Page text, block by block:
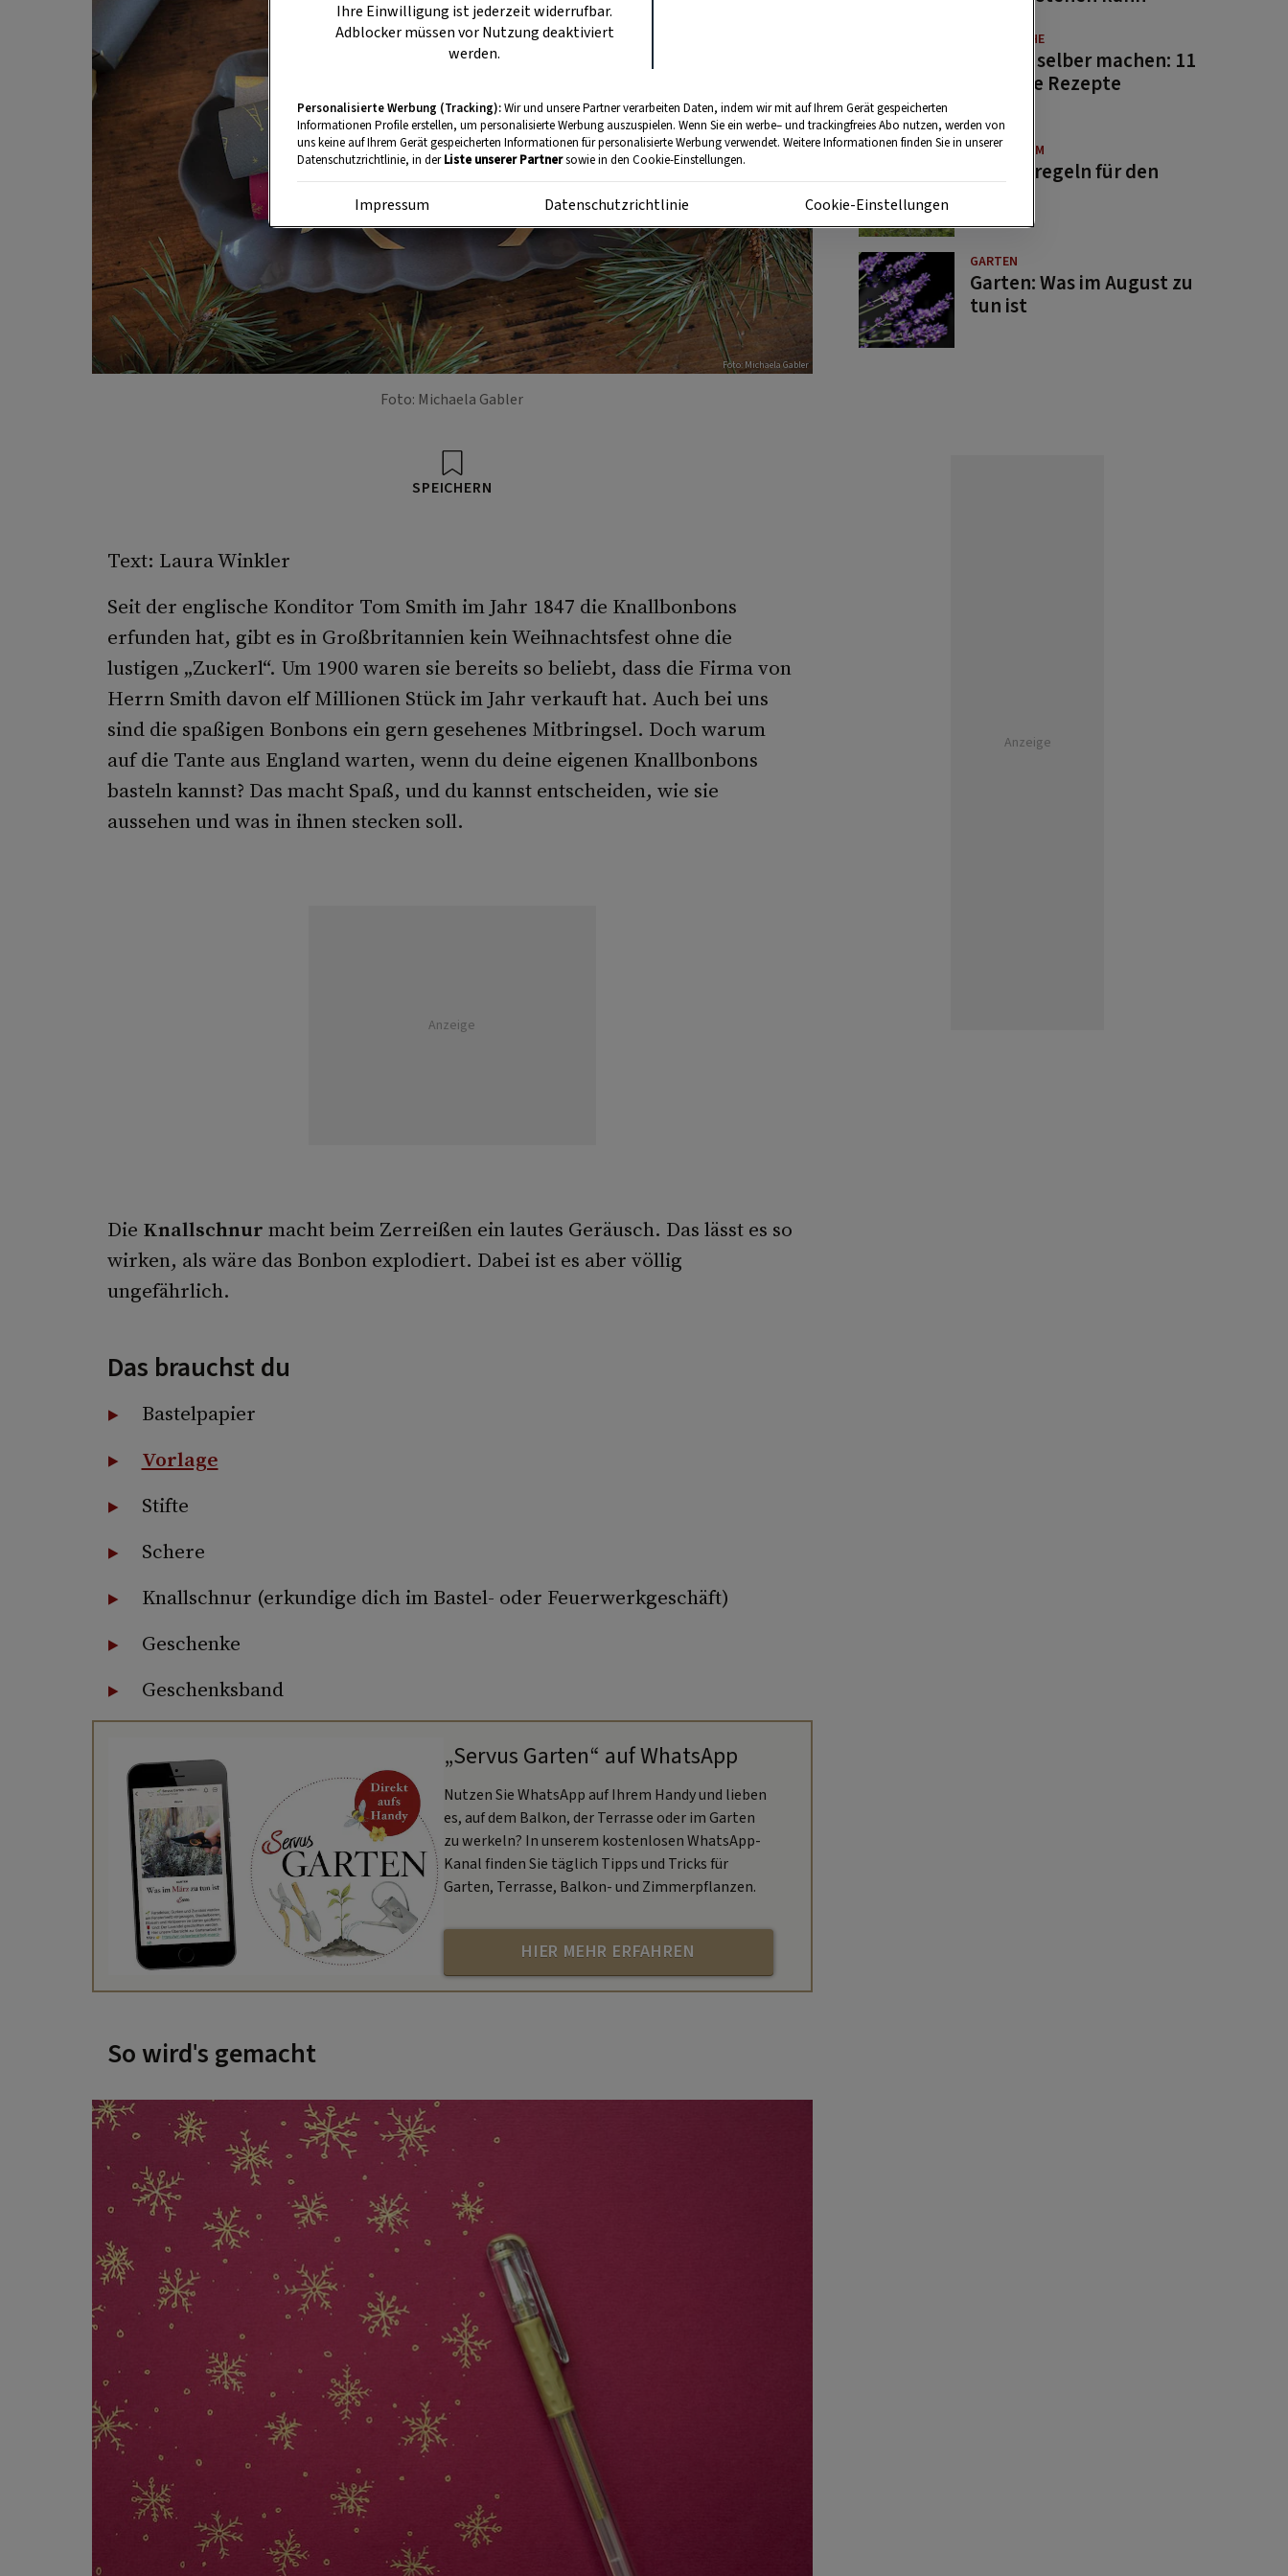
Foto: Michaela Gabler
Foto: Michaela Gabler
SPEICHERN
Text: Laura Winkler
Seit der englische Konditor Tom Smith im Jahr 1847 die Knallbonbons
erfunden hat, gibt es in Großbritannien kein Weihnachtsfest ohne die
lustigen „Zuckerl“. Um 1900 waren sie bereits so beliebt, dass die Firma von
Herrn Smith davon elf Millionen Stück im Jahr verkauft hat. Auch bei uns
sind die spaßigen Bonbons ein gern gesehenes Mitbringsel. Doch warum
auf die Tante aus England warten, wenn du deine eigenen Knallbonbons
basteln kannst? Das macht Spaß, und du kannst entscheiden, wie sie
aussehen und was in ihnen stecken soll.
Anzeige
Die Knallschnur macht beim Zerreißen ein lautes Geräusch. Das lässt es so
wirken, als wäre das Bonbon explodiert. Dabei ist es aber völlig
ungefährlich.
Das brauchst du
Bastelpapier
Vorlage
Stifte
Schere
Knallschnur (erkundige dich im Bastel- oder Feuerwerkgeschäft)
Geschenke
Geschenksband
„Servus Garten“ auf WhatsApp
Nutzen Sie WhatsApp auf Ihrem Handy und lieben
es, auf dem Balkon, der Terrasse oder im Garten
zu werkeln? In unserem kostenlosen WhatsApp-
Kanal finden Sie täglich Tipps und Tricks für
Garten, Terrasse, Balkon- und Zimmerpflanzen.
HIER MEHR ERFAHREN
So wird's gemacht
GUTE KÜCHE
Saucen selber machen: 11
beliebte Rezepte
BRAUCHTUM
Bauernregeln für den
GARTEN
Garten: Was im August zu
tun ist
Anzeige
Ihre Einwilligung ist jederzeit widerrufbar.
Adblocker müssen vor Nutzung deaktiviert
werden.
Personalisierte Werbung (Tracking):Wir und unsere Partner verarbeiten Daten, indem wir mit auf Ihrem Gerät gespeicherten
Informationen Profile erstellen, um personalisierte Werbung auszuspielen. Wenn Sie ein werbe– und trackingfreies Abo nutzen, werden von
uns keine auf Ihrem Gerät gespeicherten Informationen für personalisierte Werbung verwendet. Weitere Informationen finden Sie in unserer
Datenschutzrichtlinie, in derListe unserer Partnersowie in den Cookie-Einstellungen.
Impressum Datenschutzrichtlinie Cookie-Einstellungen